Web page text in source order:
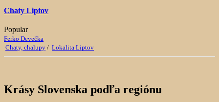
Chaty Liptov
Popular
Ferko Devečka
Chaty, chalupy / Lokalita Liptov
Krásy Slovenska podľa regiónu